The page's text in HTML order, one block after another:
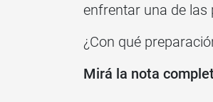
enfrentar una de las
¿Con qué
Mirá la nota